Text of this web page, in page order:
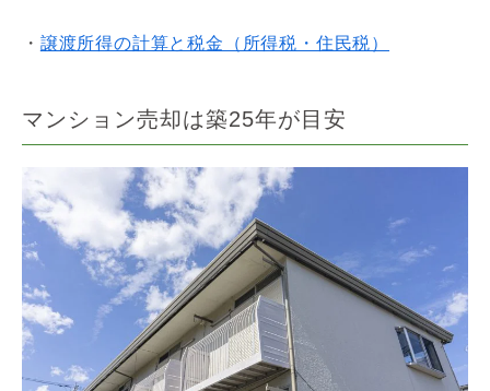
・ 譲渡所得の計算と税金（所得税・住民税）
マンション売却は築25年が目安